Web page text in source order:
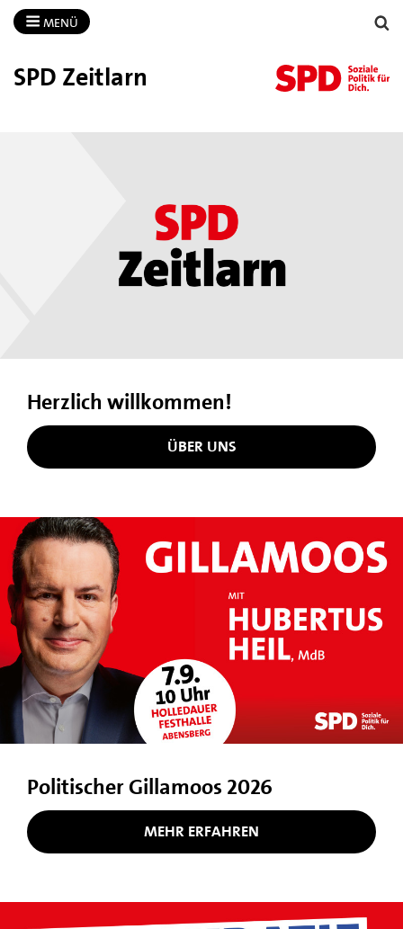
MENÜ
SPD Zeitlarn
Herzlich willkommen!
ÜBER UNS
Politischer Gillamoos 2026
MEHR ERFAHREN